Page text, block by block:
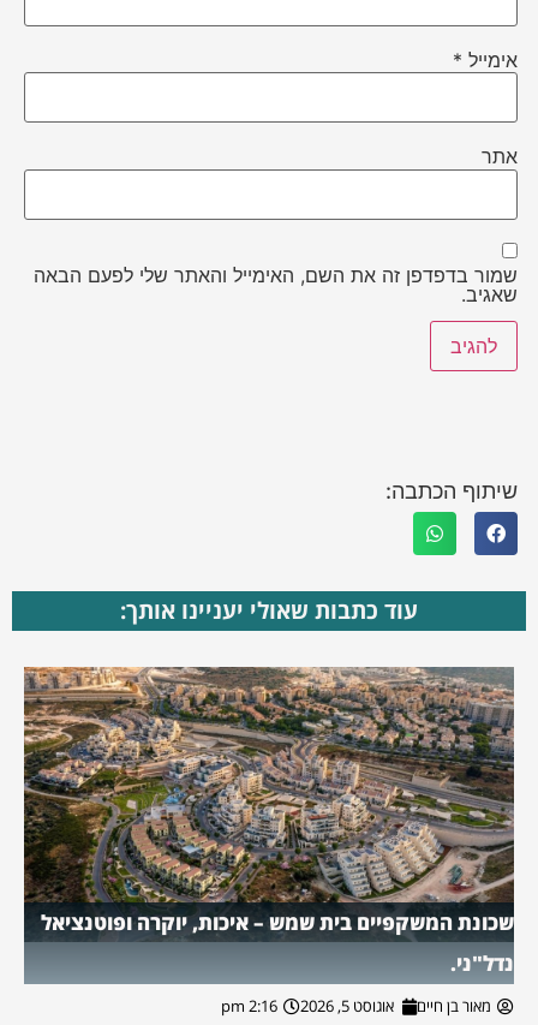
אימייל *
אתר
שמור בדפדפן זה את השם, האימייל והאתר שלי לפעם הבאה
שאגיב.
שיתוף הכתבה:
עוד כתבות שאולי יעניינו אותך:
שכונת המשקפיים בית שמש – איכות, יוקרה ופוטנציאל
נדל"ני.
מאור בן חיים אוגוסט 5, 2026 2:16 pm